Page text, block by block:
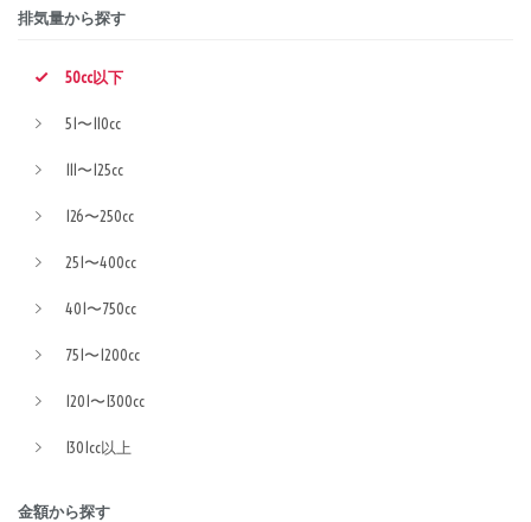
排気量から探す
50cc以下
51〜110cc
111〜125cc
126〜250cc
251〜400cc
401〜750cc
751〜1200cc
1201〜1300cc
1301cc以上
金額から探す